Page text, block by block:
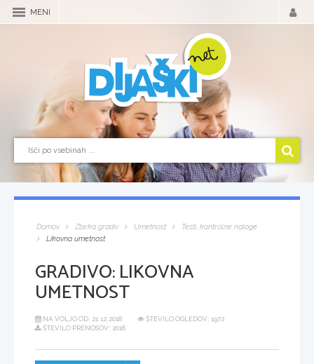
MENI
Domov Zbirka gradiv Umetnost
Testi, kontrolne naloge
Likovna umetnost
GRADIVO:LIKOVNA
UMETNOST
NA VOLJO OD: 21.12.2018
ŠTEVILO OGLEDOV: 1972
ŠTEVILO PRENOSOV: 2016